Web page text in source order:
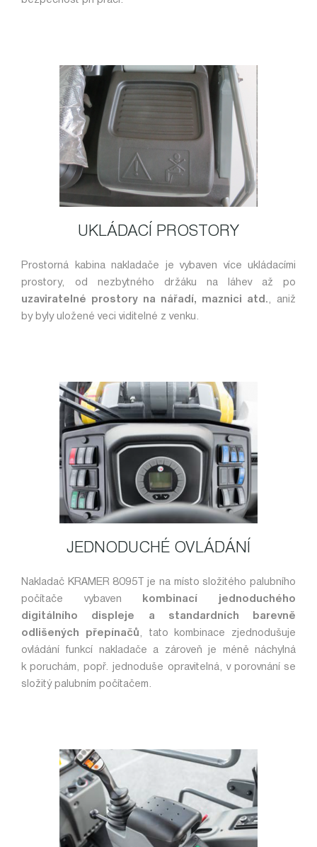
UKLÁDACÍ PROSTORY
Prostorná kabina nakladače je vybaven více ukládacími
prostory, od nezbytného držáku na láhev až po
uzaviratelné prostory na nářadí, maznici atd., aniž
by byly uložené veci viditelné z venku.
JEDNODUCHÉ OVLÁDÁNÍ
Nakladač KRAMER 8095T je na místo složitého palubního
počítače vybaven
kombinací jednoduchého
digitálního displeje a standardních barevně
odlišených přepínačů, tato kombinace zjednodušuje
ovládání funkcí nakladače a zároveň je méně náchylná
k poruchám, popř. jednoduše opravitelná, v porovnání se
složitý palubním počítačem.